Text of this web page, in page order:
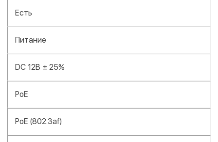
Есть
Питание
DC 12В ± 25%
PoE
PoE (802.3af)